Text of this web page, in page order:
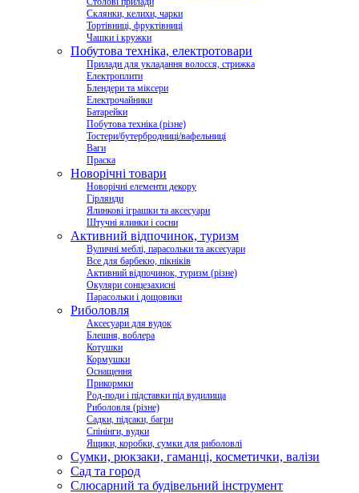
Склянки, келихи, чарки
Тортівниці, фруктівниці
Чашки і кружки
Побутова техніка, електротовари
Прилади для укладання волосся, стрижка
Електроплити
Блендери та міксери
Електрочайники
Батарейки
Побутова техніка (різне)
Тостери/бутербродниці/вафельниці
Ваги
Праска
Новорічні товари
Новорічні елементи декору
Гірлянди
Ялинкові іграшки та аксесуари
Штучні ялинки і сосни
Активний відпочинок, туризм
Вуличні меблі, парасольки та аксесуари
Все для барбекю, пікніків
Активний відпочинок, туризм (різне)
Окуляри сонцезахисні
Парасольки і дощовики
Риболовля
Аксесуари для вудок
Блешня, воблера
Котушки
Кормушки
Оснащення
Прикормки
Род-поди і підставки під вудилища
Риболовля (різне)
Садки, підсаки, багри
Спінінги, вудки
Ящики, коробки, сумки для риболовлі
Сумки, рюкзаки, гаманці, косметички, валізи
Сад та город
Слюсарний та будівельний інструмент